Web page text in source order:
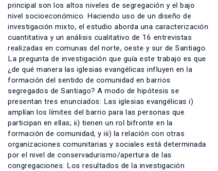
principal son los altos niveles de segregación y el bajo
nivel socioeconómico. Haciendo uso de un diseño de
investigación mixto, el estudio aborda una caracterización
cuantitativa y un análisis cualitativo de 16 entrevistas
realizadas en comunas del norte, oeste y sur de Santiago.
La pregunta de investigación que guía este trabajo es que
¿de qué manera las iglesias evangélicas influyen en la
formación del sentido de comunidad en barrios
segregados de Santiago? A modo de hipótesis se
presentan tres enunciados: Las iglesias evangélicas i)
amplían los límites del barrio para las personas que
participan en ellas; ii) tienen un rol bifronte en la
formación de comunidad, y iii) la relación con otras
organizaciones comunitarias y sociales está determinada
por el nivel de conservadurismo/apertura de las
congregaciones. Los resultados de la investigación